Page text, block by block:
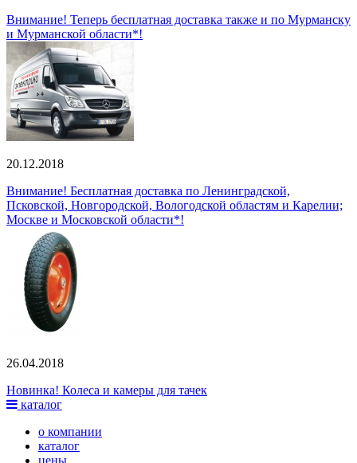
Внимание! Теперь бесплатная доставка также и по Мурманску
и Мурманской области*!
20.12.2018
Внимание! Бесплатная доставка по Ленинградской,
Псковской, Новгородской, Вологодской областям и Карелии;
Москве и Московской области*!
26.04.2018
Новинка! Колеса и камеры для тачек
каталог
о компании
каталог